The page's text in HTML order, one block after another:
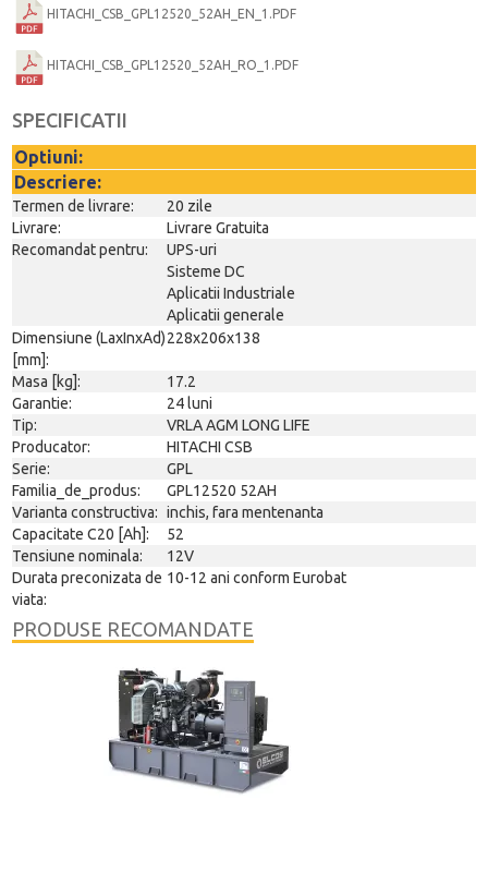
HITACHI_CSB_GPL12520_52AH_EN_1.PDF
HITACHI_CSB_GPL12520_52AH_RO_1.PDF
SPECIFICATII
Optiuni:
Descriere:
Termen de livrare:
20 zile
Livrare:
Livrare Gratuita
Recomandat pentru:
UPS-uri
Sisteme DC
Aplicatii Industriale
Aplicatii generale
Dimensiune (LaxInxAd)
[mm]:
228x206x138
Masa [kg]:
17.2
Garantie:
24 luni
Tip:
VRLA AGM LONG LIFE
Producator:
HITACHI CSB
Serie:
GPL
Familia_de_produs:
GPL12520 52AH
Varianta constructiva: inchis, fara mentenanta
Capacitate C20 [Ah]:
52
Tensiune nominala:
12V
Durata preconizata de
viata:
10-12 ani conform Eurobat
PRODUSE RECOMANDATE